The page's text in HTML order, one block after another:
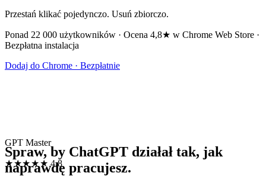
Przestań klikać pojedynczo. Usuń zbiorczo.
Ponad 22 000 użytkowników · Ocena 4,8★ w Chrome Web Store ·
Bezpłatna instalacja
Dodaj do Chrome · Bezpłatnie
GPT Master
★★★★★ 4.8
Spraw, by ChatGPT działał tak, jak
naprawdę pracujesz.